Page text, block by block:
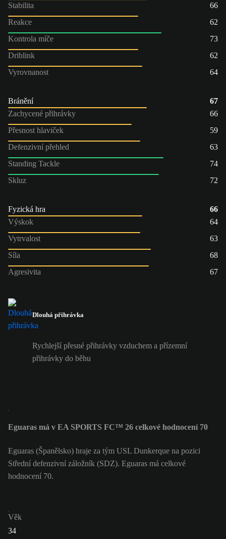
Stabilita
66
Reakce
62
Kontrola míče
73
Driblink
62
Vyrovnanost
64
Bránění
67
Zachycené přihrávky
66
Přesnost hlaviček
59
Defenzivní přehled
63
Standing Tackle
74
Skluz
72
Fyzická hra
66
Výskok
64
Vytrvalost
63
Síla
68
Agresivita
67
Dlouhá přihrávka
Rychlejší přesné přihrávky vzduchem a přízemní
přihrávky do běhu
Eguaras má v EA SPORTS FC™ 26 celkové hodnocení 70
Eguaras (Španělsko) hraje za tým USL Dunkerque na pozici
Střední defenzivní záložník (SDZ). Eguaras má celkové
hodnocení 70.
Věk
34